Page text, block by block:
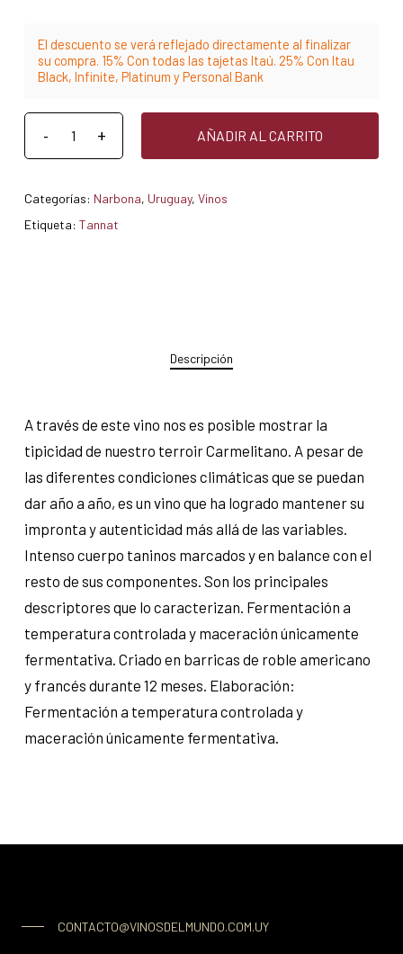
El descuento se verá reflejado directamente al finalizar
su compra. 15% Con todas las tajetas Itaú. 25% Con Itau
Black, Infinite, Platinum y Personal Bank
AÑADIR AL CARRITO
Categorías: Narbona, Uruguay, Vinos
Etiqueta: Tannat
Descripción
A través de este vino nos es posible mostrar la
tipicidad de nuestro terroir Carmelitano. A pesar de
las diferentes condiciones climáticas que se puedan
dar año a año, es un vino que ha logrado mantener su
impronta y autenticidad más allá de las variables.
Intenso cuerpo taninos marcados y en balance con el
resto de sus componentes. Son los principales
descriptores que lo caracterizan. Fermentación a
temperatura controlada y maceración únicamente
fermentativa. Criado en barricas de roble americano
y francés durante 12 meses. Elaboración:
Fermentación a temperatura controlada y
maceración únicamente fermentativa.
CONTACTO@VINOSDELMUNDO.COM.UY